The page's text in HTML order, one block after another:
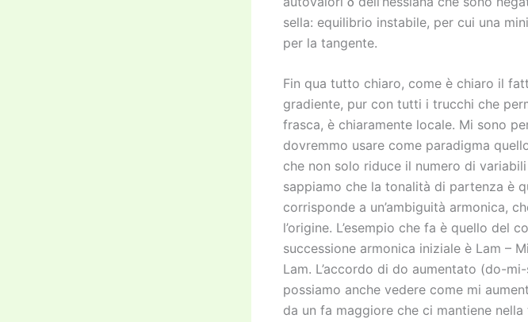
sella: equilibrio instabile, per cui una
per la tangente.
Fin qua tutto chiaro, come è chiaro il
gradiente, pur con tutti i trucchi che
frasca, è chiaramente locale. Mi sono
dovremmo usare come paradigma
che non solo riduce il numero di
sappiamo che la tonalità di partenza è
corrisponde a un’ambiguità armonica,
l’origine. L’esempio che fa è quello del
successione armonica iniziale è Lam –
Lam. L’accordo di do aumentato (do-
possiamo anche vedere come mi
da un fa maggiore che ci mantiene